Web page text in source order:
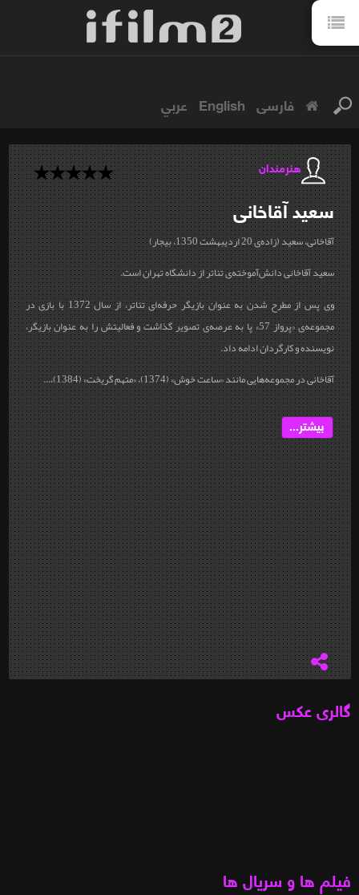
فارسی English عربي
هنرمندان
سعیدآقاخانی
آقاخانی، سعید (زاده‌ی 20 اردیبهشت 1350، بیجار)
سعید آقاخانی دانش‌آموخته‌ی تئاتر از دانشگاه تهران است.
وی پس از مطرح شدن به عنوان بازیگر حرفه‌ای تئاتر، از سال 1372 با بازی در
مجموعه‌ی «پرواز 57» پا به عرصه‌ی تصویر گذاشت و فعالیتش را به عنوان بازیگر،
نویسنده و کارگردان ادامه داد.
آقاخانی در مجموعه‌هایی مانند «ساعت خوش» (1374)، «متهم گریخت» (1384)،...
بیشتر...
گالری عکس
فیلم ها و سریال ها